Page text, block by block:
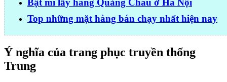
Bật mí lấy hàng Quảng Châu ở Hà Nội
Top những mặt hàng bán chạy nhất hiện nay
Ý nghĩa của trang phục truyền thống
Trung